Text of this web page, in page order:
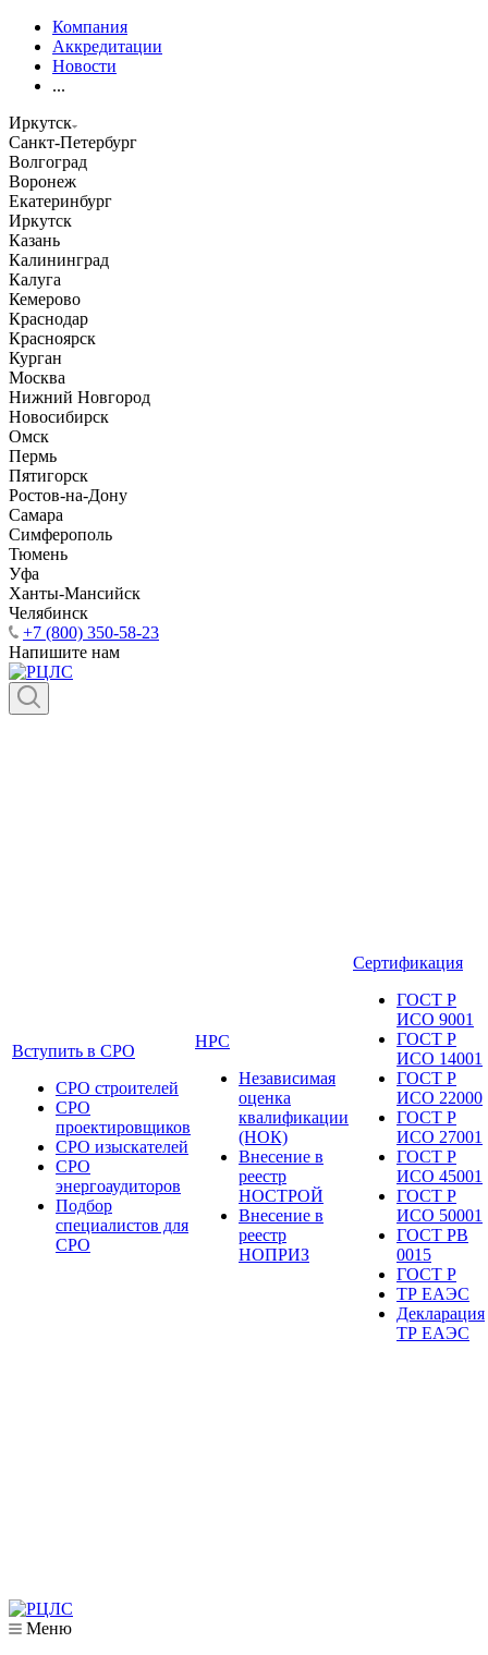
Компания
Аккредитации
Новости
...
Иркутск
Санкт-Петербург
Волгоград
Воронеж
Екатеринбург
Иркутск
Казань
Калининград
Калуга
Кемерово
Краснодар
Красноярск
Курган
Москва
Нижний Новгород
Новосибирск
Омск
Пермь
Пятигорск
Ростов-на-Дону
Самара
Симферополь
Тюмень
Уфа
Ханты-Мансийск
Челябинск
+7 (800) 350-58-23
Напишите нам
Вступить в СРО
СРО строителей
СРО
проектировщиков
СРО изыскателей
СРО
энергоаудиторов
Подбор
специалистов для
СРО
НРС
Независимая
оценка
квалификации
(НОК)
Внесение в
реестр
НОСТРОЙ
Внесение в
реестр
НОПРИЗ
Сертификация
ГОСТ Р
ИСО 9001
ГОСТ Р
ИСО 14001
ГОСТ Р
ИСО 22000
ГОСТ Р
ИСО 27001
ГОСТ Р
ИСО 45001
ГОСТ Р
ИСО 50001
ГОСТ РВ
0015
ГОСТ Р
ТР ЕАЭС
Декларация
ТР ЕАЭС
Меню